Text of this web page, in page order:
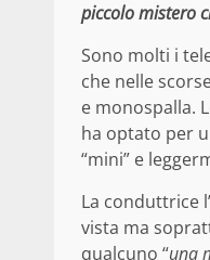
piccolo mistero
Sono molti i
che nelle
e monospalla.
ha optato per
“mini” e
La conduttrice
vista ma
qualcuno “una